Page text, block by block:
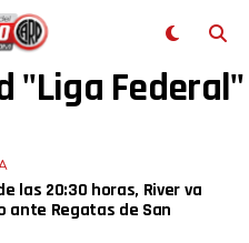
"Liga Federal"
las 20:30 horas, River va
ante Regatas de San